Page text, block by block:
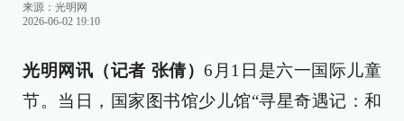
来源： 光明网
2026-06-02 19:10
光明网讯（记者 张倩）6月1日是六一国际儿童
节。当日，国家图书馆少儿馆“寻星奇遇记：和